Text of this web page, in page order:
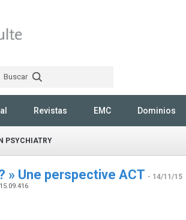
Buscar
Revistas EMC Dominios
PSYCHIATRY
» Une perspective ACT - 14/11/15